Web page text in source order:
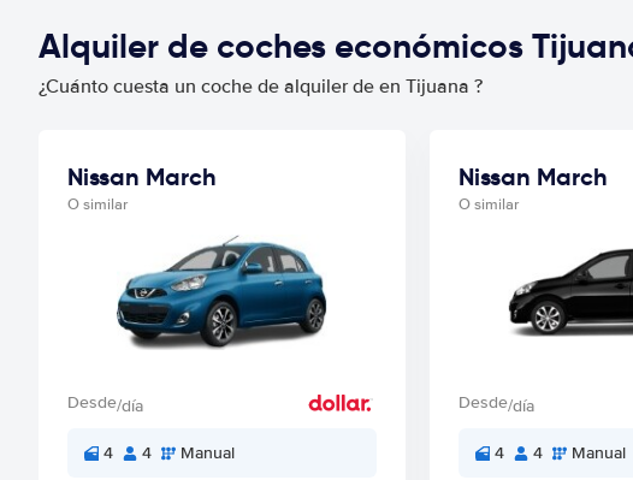
Alquiler de coches económicos
¿Cuánto cuesta un coche de alquiler de en Tijuana ?
Nissan March
O similar
Desde/día
4 4 Manual
Nissan March
O similar
Desde/día
4 4 Manual